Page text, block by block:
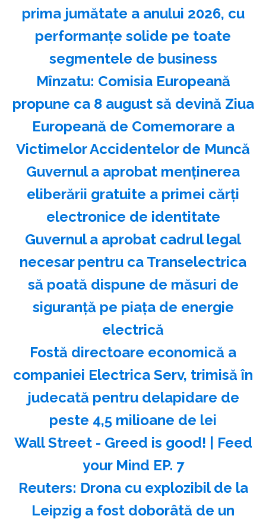
prima jumătate a anului 2026, cu
performanțe solide pe toate
segmentele de business
Mînzatu: Comisia Europeană
propune ca 8 august să devină Ziua
Europeană de Comemorare a
Victimelor Accidentelor de Muncă
Guvernul a aprobat menţinerea
eliberării gratuite a primei cărţi
electronice de identitate
Guvernul a aprobat cadrul legal
necesar pentru ca Transelectrica
să poată dispune de măsuri de
siguranţă pe piaţa de energie
electrică
Fostă directoare economică a
companiei Electrica Serv, trimisă în
judecată pentru delapidare de
peste 4,5 milioane de lei
Wall Street - Greed is good! | Feed
your Mind EP. 7
Reuters: Drona cu explozibil de la
Leipzig a fost doborâtă de un